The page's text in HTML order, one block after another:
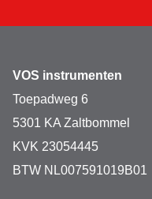
VOS instrumenten
Toepadweg 6
5301 KA Zaltbommel
KVK 23054445
BTW NL007591019B01